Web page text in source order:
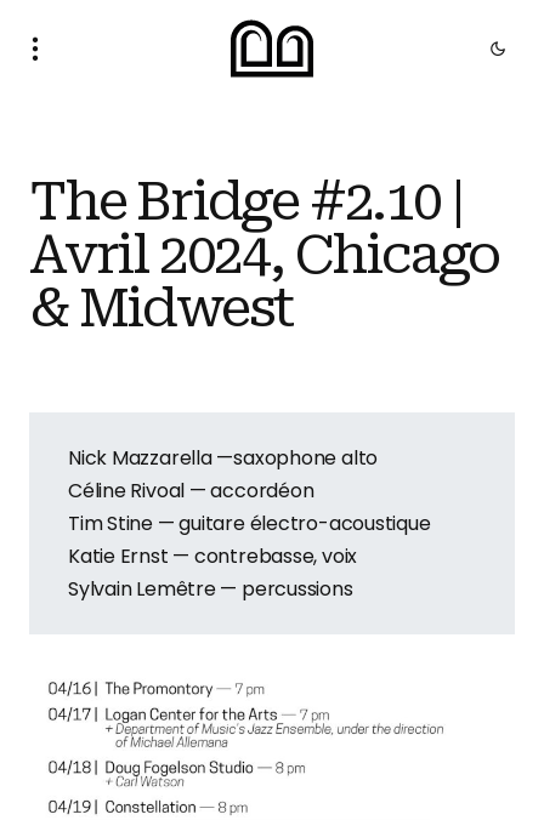
The Bridge #2.10 |
Avril 2024, Chicago
& Midwest
Nick Mazzarella —saxophone alto
Céline Rivoal — accordéon
Tim Stine — guitare électro-acoustique
Katie Ernst — contrebasse, voix
Sylvain Lemêtre — percussions